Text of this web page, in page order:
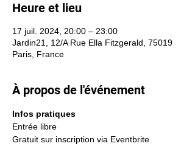
Heure et lieu
17 juil. 2024, 20:00 – 23:00
Jardin21, 12/A Rue Ella Fitzgerald, 75019
Paris, France
À propos de l'événement
Infos pratiques
Entrée libre
Gratuit sur inscription via Eventbrite